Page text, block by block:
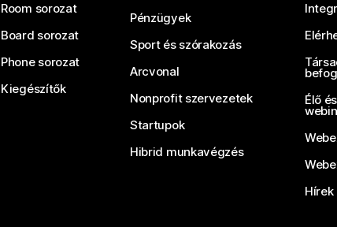
Room sorozat
Board sorozat
Phone sorozat
Kiegészítők
Pénzügyek
Sport és szórakozás
Arcvonal
Nonprofit szervezetek
Startupok
Hibrid munkavégzés
Élő